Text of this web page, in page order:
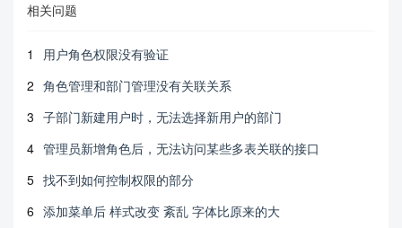
相关问题
1
用户角色权限没有验证
2 角色管理和部门管理没有关联关系
3 子部门新建用户时，无法选择新用户的部门
4 管理员新增角色后，无法访问某些多表关联的接口
5 找不到如何控制权限的部分
6 添加菜单后 样式改变 紊乱 字体比原来的大